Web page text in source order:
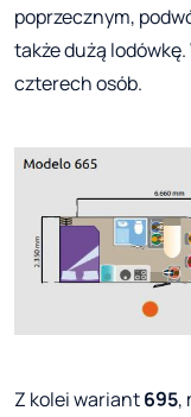
poprzecznym,
także dużą
czterech osób.
Z kolei wariant695,